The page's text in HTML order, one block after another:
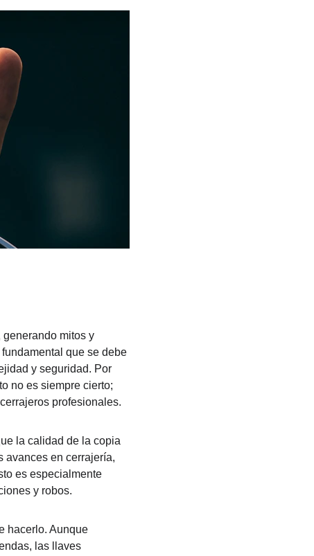
mitos y
que se debe
y seguridad. Por
no es siempre cierto;
profesionales.
la calidad de la copia
avances en cerrajería,
es especialmente
y robos.
hacerlo. Aunque
las llaves